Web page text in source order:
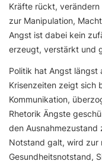
Kräfte rückt,
zur Manipulation,
Angst ist dabei kein
erzeugt, verstärkt und
Politik hat Angst längst
Krisenzeiten zeigt sich
Kommunikation,
Rhetorik Ängste
den Ausnahmezustand
Notstand galt, wird zur
Gesundheitsnotstand,